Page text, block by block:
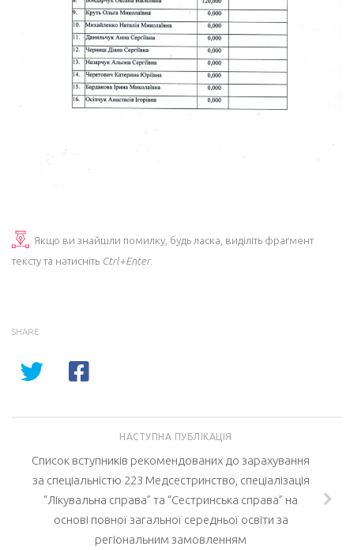
Якщо ви знайшли помилку, будь ласка, виділіть фрагмент
тексту та натисніть Ctrl+Enter.
SHARE
НАСТУПНА ПУБЛІКАЦІЯ
Список вступників рекомендованих до зарахування
за спеціальністю 223 Медсестринство, спеціалізація
“Лікувальна справа” та “Сестринська справа” на
основі повної загальної середньої освіти за
регіональним замовленням